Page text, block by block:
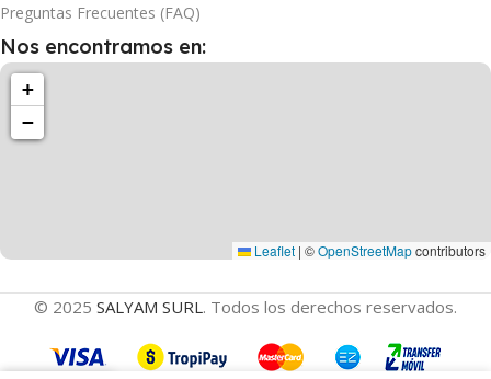
Preguntas Frecuentes (FAQ)
Nos encontramos en:
+
−
Leaflet | ©OpenStreetMapcontributors
© 2025 SALYAM SURL . Todos los derechos reservados.